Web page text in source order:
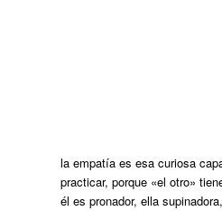
la empatía es esa curiosa
practicar, porque «el otro»
él es pronador, ella